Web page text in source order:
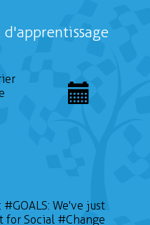
: #GOALS: We've just
for Social #Change